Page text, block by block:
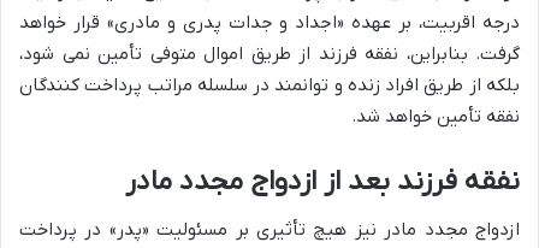
درجه اقربیت، بر عهده «اجداد و جدات پدری و مادری» قرار خواهد
گرفت. بنابراین، نفقه فرزند از طریق اموال متوفی تأمین نمی شود،
بلکه از طریق افراد زنده و توانمند در سلسله مراتب پرداخت کنندگان
نفقه تأمین خواهد شد.
نفقه فرزند بعد از ازدواج مجدد مادر
ازدواج مجدد مادر نیز هیچ تأثیری بر مسئولیت «پدر» در پرداخت